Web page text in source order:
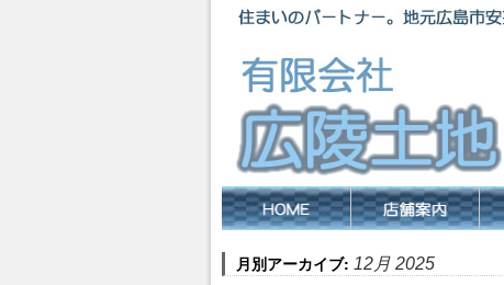
月別アーカイブ: 12月 2025